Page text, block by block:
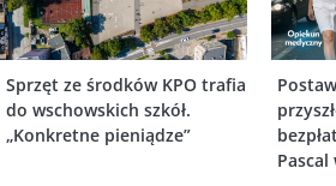
Sprzęt ze środków KPO trafia
do wschowskich szkół.
„Konkretne pieniądze”
Pascal